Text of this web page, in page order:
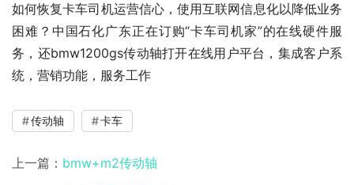
如何恢复卡车司机运营信心，使用互联网信息化以降低业务
困难？中国石化广东正在订购“卡车司机家”的在线硬件服
务，还bmw1200gs传动轴打开在线用户平台，集成客户系
统，营销功能，服务工作
传动轴 卡车
上一篇： bmw+m2传动轴